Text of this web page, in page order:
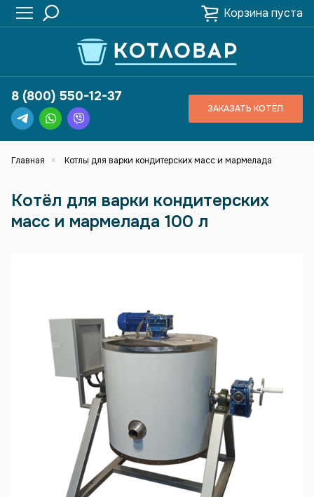
Корзина пуста
8 (800) 550-12-37
ЗАКАЗАТЬ КОТЁЛ
Главная Котлы для варки кондитерских масс и мармелада
Котёл для варки кондитерских
масс и мармелада 100 л